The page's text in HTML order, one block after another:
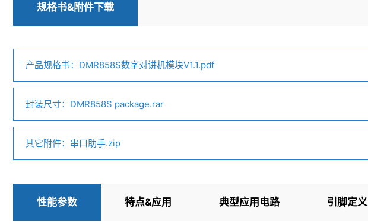
规格书&附件下载
产品规格书：DMR858S数字对讲机模块V1.1.pdf
封装尺寸：DMR858S package.rar
其它附件：串口助手.zip
性能参数 特点&应用 典型应用电路 引脚定义